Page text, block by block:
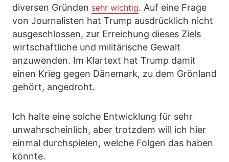
diversen Gründen sehr wichtig. Auf eine Frage
von Journalisten hat Trump ausdrücklich nicht
ausgeschlossen, zur Erreichung dieses Ziels
wirtschaftliche und militärische Gewalt
anzuwenden. Im Klartext hat Trump damit
einen Krieg gegen Dänemark, zu dem Grönland
gehört, angedroht.
Ich halte eine solche Entwicklung für sehr
unwahrscheinlich, aber trotzdem will ich hier
einmal durchspielen, welche Folgen das haben
könnte.